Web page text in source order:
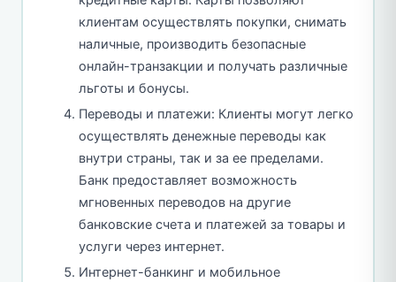
клиентам осуществлять покупки, снимать
наличные, производить безопасные
онлайн-транзакции и получать различные
льготы и бонусы.
Переводы и платежи: Клиенты могут легко
осуществлять денежные переводы как
внутри страны, так и за ее пределами.
Банк предоставляет возможность
мгновенных переводов на другие
банковские счета и платежей за товары и
услуги через интернет.
Интернет-банкинг и мобильное